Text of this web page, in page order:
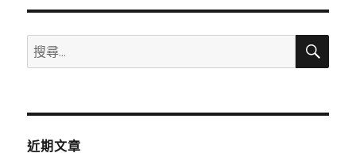
搜
尋
鍵
搜
近期文章